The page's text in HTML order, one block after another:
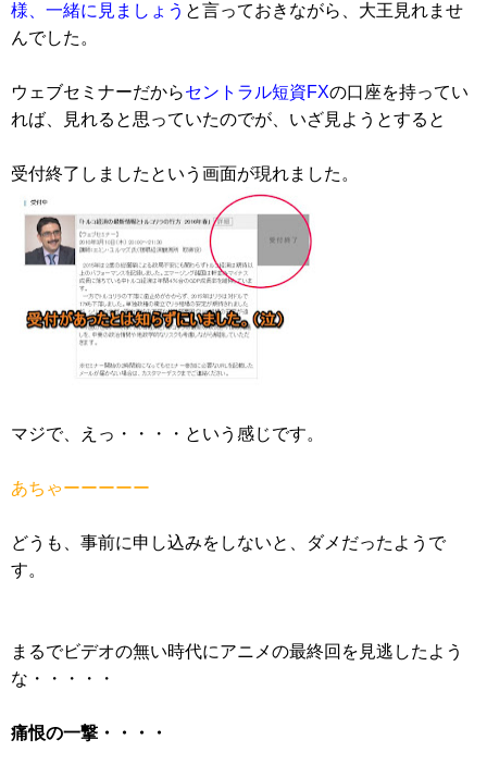
様、一緒に見ましょう と言っておきながら、大王見れませ
んでした。
ウェブセミナーだからセントラル短資FXの口座を持ってい
れば、見れると思っていたのでが、いざ見ようとすると
受付終了しましたという画面が現れました。
マジで、えっ・・・・という感じです。
あちゃーーーーー
どうも、事前に申し込みをしないと、ダメだったようで
す。
まるでビデオの無い時代にアニメの最終回を見逃したよう
な・・・・・
痛恨の一撃・・・・